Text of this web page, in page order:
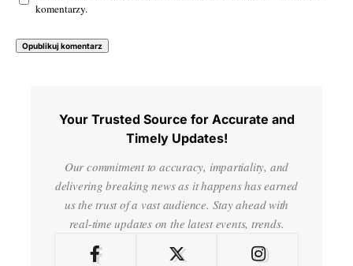
komentarzy.
Your Trusted Source for Accurate and
Timely Updates!
Our commitment to accuracy, impartiality, and
delivering breaking news as it happens has earned
us the trust of a vast audience. Stay ahead with
real-time updates on the latest events, trends.